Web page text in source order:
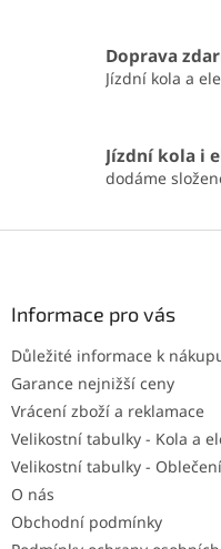
Doprava
Jízdní kola a
Jízdní kola i
dodáme
Informace pro vás
Důležité informace k
Garance nejnižší ceny
Vrácení zboží a reklamace
Velikostní tabulky - Kola a
Velikostní tabulky - Oblečení
O nás
Obchodní podmínky